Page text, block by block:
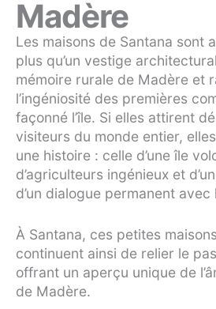
Madère
Les maisons de Santana sont
plus qu’un vestige
mémoire rurale de Madère et
l’ingéniosité des premières
façonné l’île. Si elles attirent
visiteurs du monde entier,
une histoire : celle d’une île
d’agriculteurs ingénieux et
d’un dialogue permanent avec
À Santana, ces petites
continuent ainsi de relier le
offrant un aperçu unique de
de Madère.